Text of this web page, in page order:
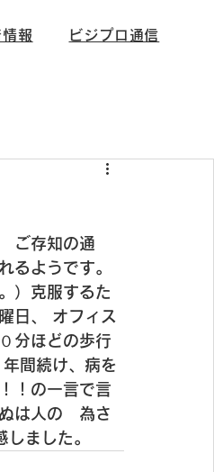
報 ビジプロ通信
ご存知の通
るようです。
） 克服するた
日、
オフィス
分ほどの歩行
年間続け、病を
！の一言で言
は人の　為さ
ました。